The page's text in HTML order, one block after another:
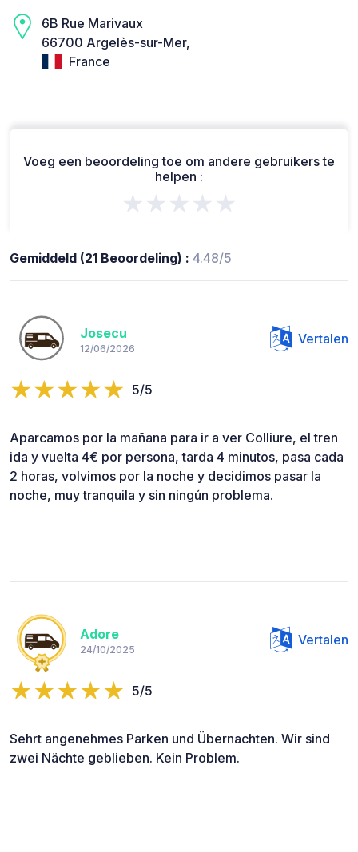
6B Rue Marivaux
66700 Argelès-sur-Mer,
France
Voeg een beoordeling toe om andere gebruikers te
helpen :
★★★★★
Gemiddeld (21 Beoordeling) : 4.48/5
Josecu
12/06/2026
Vertalen
5/5
Aparcamos por la mañana para ir a ver Colliure, el tren
ida y vuelta 4€ por persona, tarda 4 minutos, pasa cada
2 horas, volvimos por la noche y decidimos pasar la
noche, muy tranquila y sin ningún problema.
Adore
24/10/2025
Vertalen
5/5
Sehrt angenehmes Parken und Übernachten. Wir sind
zwei Nächte geblieben. Kein Problem.